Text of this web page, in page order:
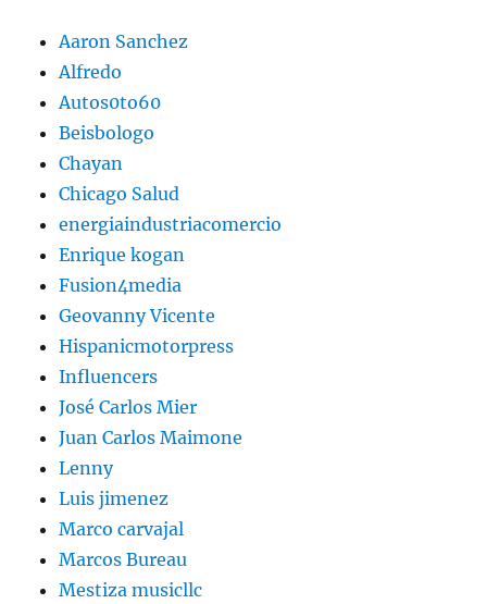
Aaron Sanchez
Alfredo
Autos0to60
Beisbologo
Chayan
Chicago Salud
energiaindustriacomercio
Enrique kogan
Fusion4media
Geovanny Vicente
Hispanicmotorpress
Influencers
José Carlos Mier
Juan Carlos Maimone
Lenny
Luis jimenez
Marco carvajal
Marcos Bureau
Mestiza musicllc